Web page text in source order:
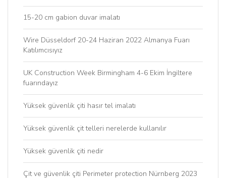
15-20 cm gabion duvar imalatı
Wire Düsseldorf 20-24 Haziran 2022 Almanya Fuarı
Katılımcısıyız
UK Construction Week Birmingham 4-6 Ekim İngiltere
fuarındayız
Yüksek güvenlik çiti hasır tel imalatı
Yüksek güvenlik çit telleri nerelerde kullanılır
Yüksek güvenlik çiti nedir
Çit ve güvenlik çiti Perimeter protection Nürnberg 2023